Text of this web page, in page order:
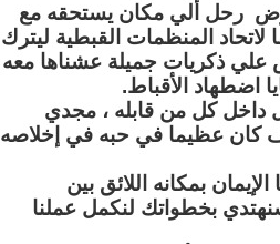
رحل ألي مكان يستحقه مع
المنظمات القبطية ليترك
علي ذكريات جميلة عشناها معه
اضطهاد الأقباط.
داخل كل من قابله ، مجدي
عظيما في حبه في إخلاصه
بمكانه اللائق بين
بخطواتك لنكمل عملنا